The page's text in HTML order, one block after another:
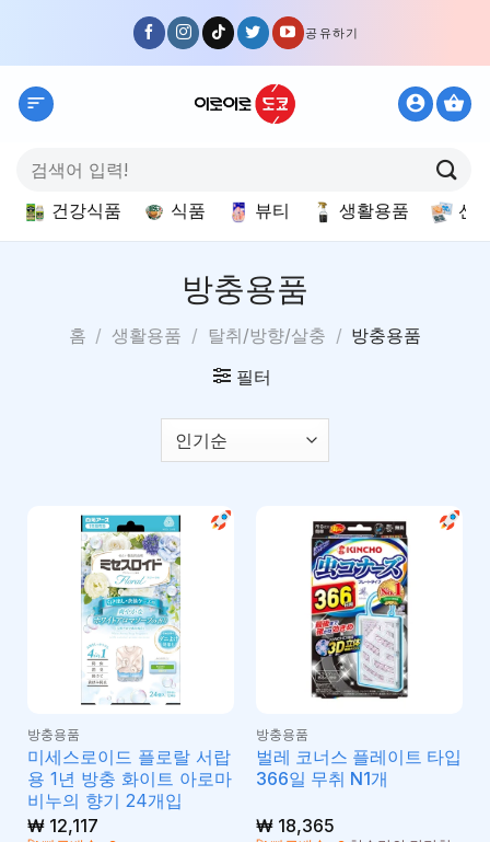
content
공유하기
색:
건강식품 식품 뷰티 생활용품 선
방충용품
홈 / 생활용품 / 탈취/방향/살충 / 방충용품
필터
방충용품
미세스로이드 플로랄 서랍
용 1년 방충 화이트 아로마
비누의 향기 24개입
₩12,117
방충용품
벌레 코너스 플레이트 타입
366일 무취 N1개
₩18,365